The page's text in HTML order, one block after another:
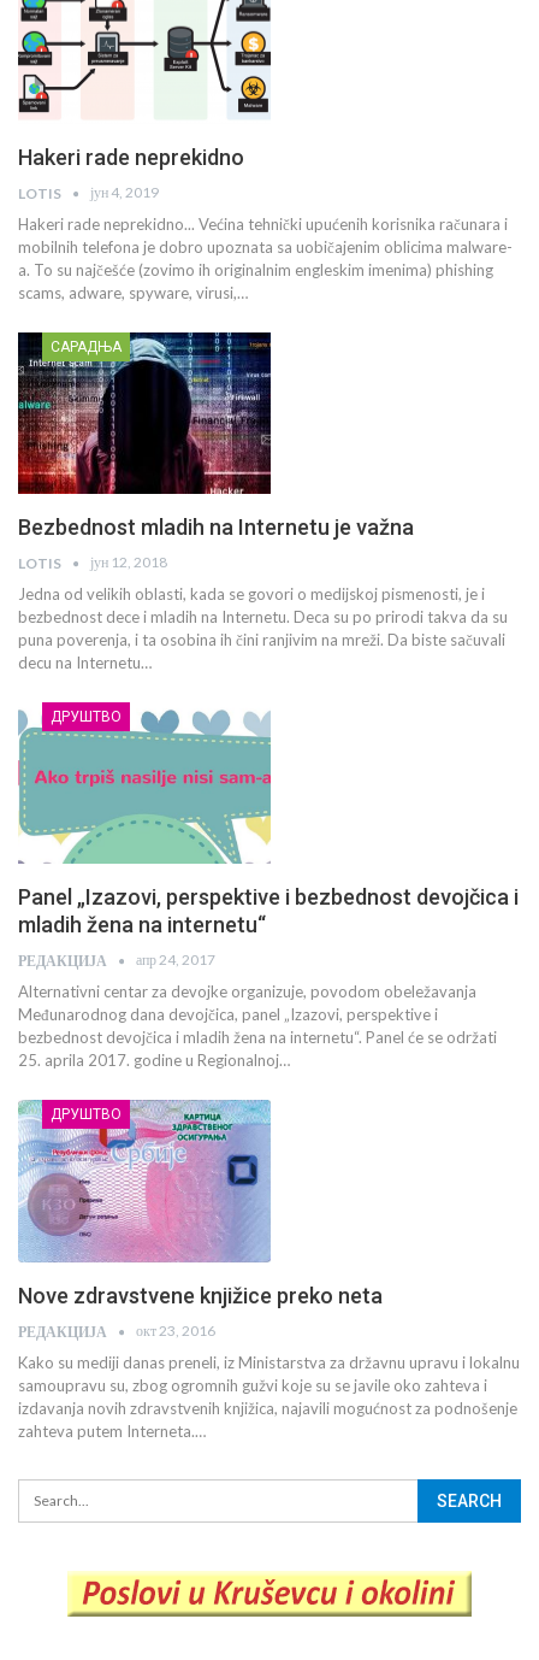
Hakeri rade neprekidno
LOTIS јун 4, 2019
Hakeri rade neprekidno... Većina tehnički upućenih korisnika računara i
mobilnih telefona je dobro upoznata sa uobičajenim oblicima malware-
a. To su najčešće (zovimo ih originalnim engleskim imenima) phishing
scams, adware, spyware, virusi,…
САРАДЊА
Bezbednost mladih na Internetu je važna
LOTIS јун 12, 2018
Jedna od velikih oblasti, kada se govori o medijskoj pismenosti, je i
bezbednost dece i mladih na Internetu. Deca su po prirodi takva da su
puna poverenja, i ta osobina ih čini ranjivim na mreži. Da biste sačuvali
decu na Internetu…
ДРУШТВО
Panel „Izazovi, perspektive i bezbednost devojčica i
mladih žena na internetu“
РЕДАКЦИЈА апр 24, 2017
Alternativni centar za devojke organizuje, povodom obeležavanja
Međunarodnog dana devojčica, panel „Izazovi, perspektive i
bezbednost devojčica i mladih žena na internetu“. Panel će se održati
25. aprila 2017. godine u Regionalnoj…
ДРУШТВО
Nove zdravstvene knjižice preko neta
РЕДАКЦИЈА окт 23, 2016
Kako su mediji danas preneli, iz Ministarstva za državnu upravu i lokalnu
samoupravu su, zbog ogromnih gužvi koje su se javile oko zahteva i
izdavanja novih zdravstvenih knjižica, najavili mogućnost za podnošenje
zahteva putem Interneta.…